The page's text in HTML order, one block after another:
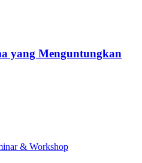
yang Menguntungkan
& Workshop